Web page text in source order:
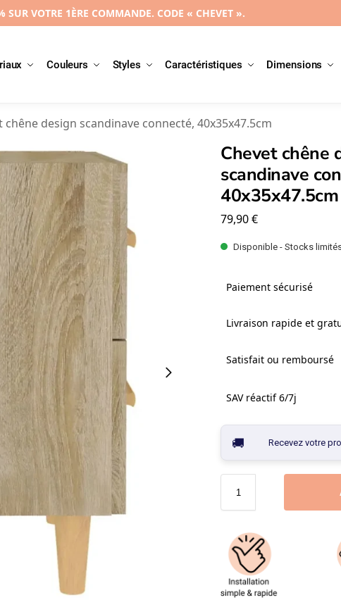
SUR VOTRE 1ÈRE COMMANDE. CODE « CHEVET ».
Couleurs Styles Caractéristiques Dimensions
Recherche
chêne design scandinave connecté, 40x35x47.5cm
Chevet chêne
scandinave
40x35x47.5cm
79,90€
Disponible - Stocks
Paiement sécurisé
Livraison rapide et
Satisfait ou remboursé
SAV réactif 6/7j
Recevez votre